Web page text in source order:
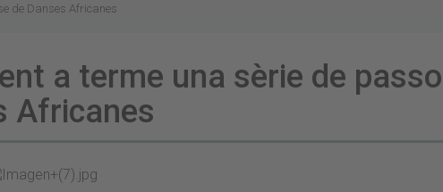
de Danses Africanes
a terme una sèrie de
Africanes